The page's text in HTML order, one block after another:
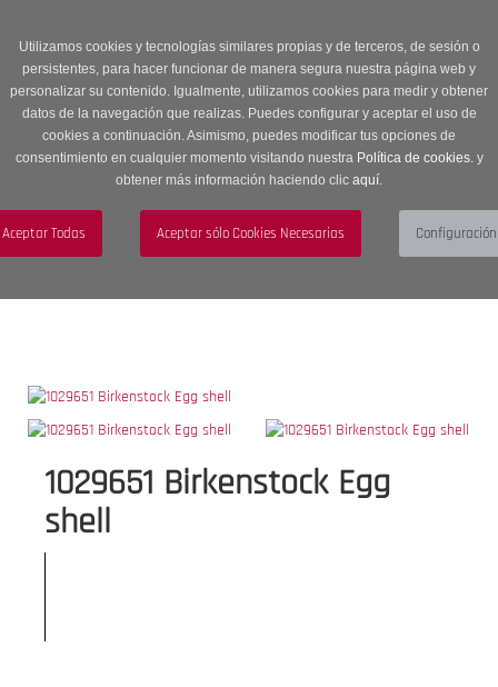
Utilizamos cookies y tecnologías similares propias y de terceros, de sesión o
persistentes, para hacer funcionar de manera segura nuestra página web y
personalizar su contenido. Igualmente, utilizamos cookies para medir y obtener
datos de la navegación que realizas. Puedes configurar y aceptar el uso de
cookies a continuación. Asimismo, puedes modificar tus opciones de
consentimiento en cualquier momento visitando nuestra Política de cookies.y
obtener más información haciendo clic aquí.
descuento en Sección OUTLET con código OUTLET20
navigation
Menú
1029651 Birkenstock Egg
shell